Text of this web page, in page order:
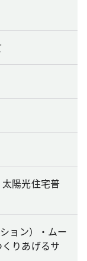
陽光住宅普
ョン）・ムー
りあげるサ